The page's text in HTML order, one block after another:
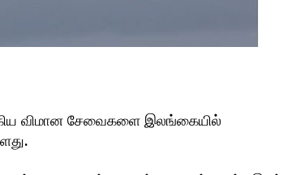
விமான சேவைகளை இலங்கையில்